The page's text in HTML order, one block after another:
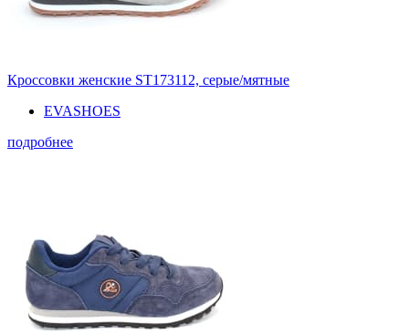
Кроссовки женские ST173112, серые/мятные
EVASHOES
подробнее